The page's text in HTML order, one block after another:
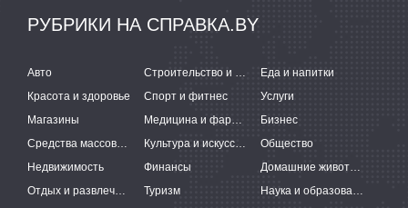
РУБРИКИ НА СПРАВКА.BY
Авто Строительство и ремонт
Еда и напитки
Красота и здоровье
Спорт и фитнес
Услуги
Магазины
Медицина и фармацевтика
Бизнес
Средства массовой информации
Культура и искусство
Общество
Недвижимость
Финансы
Домашние животные
Отдых и развлечения
Туризм
Наука и образование